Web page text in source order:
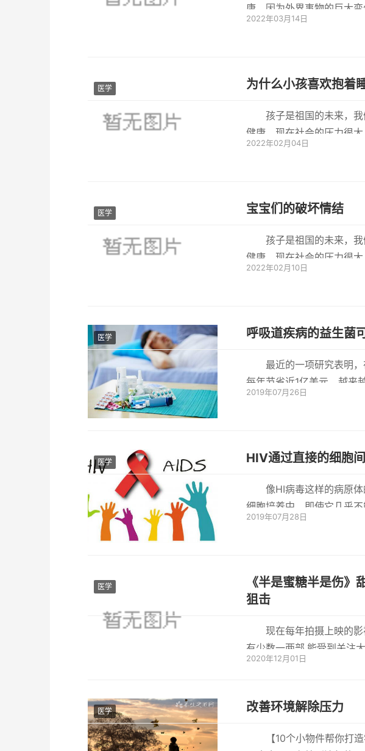
康。因为外界事物的巨大
理落差感从...
2022年03月14日
医学 为什么小孩喜欢抱着
孩子是祖国的未来，
健康。现在社会的压力很
当今社会的...
2022年02月04日
医学 宝宝们的破坏情结
孩子是祖国的未来，
健康。现在社会的压力很
当今社会的...
2022年02月10日
医学 呼吸道疾病的益生菌
最近的一项研究表明
每年节省近1亿美元。越来
染的风险和持
2019年07月26日
医学 HIV通过直接的细胞
像HI病毒这样的病原
细胞培养中，即使它几乎
胞培养系统...
2019年07月28日
医学
《半是蜜糖半是伤》
狙击
现在每年拍摄上映的
有少数一两部,能受到关注
绍下目前...
2020年12月01日
医学 改善环境解除压力
【10个小物件帮你打